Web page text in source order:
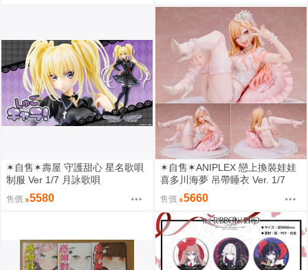
✶自售✶壽屋 守護甜心 星名歌唄
制服 Ver 1/7 月詠歌唄
售價 5580
✶自售✶ANIPLEX 戀上換裝娃娃
喜多川海夢 吊帶睡衣 Ver. 1/7
售價 5660